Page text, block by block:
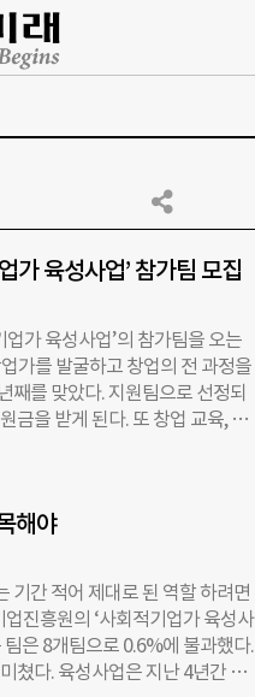
육성사업’ 참가팀 모집
가 육성사업’의 참가팀을 오는
가를 발굴하고 창업의 전 과정을
째를 맞았다. 지원팀으로 선정되
금을 받게 된다. 또 창업 교육, 멘
입할 수 있는 기회를 부여하기 위
또는 오프라인으로 가능하
육성사업 창업지원기관에 직접
창업지원기관 확인하기 사회적
원 홈페이지
더나은미래 기자
무단 전재 및 재배
해야
간 적어 제대로 된 역할 하려면
진흥원의 ‘사회적기업가 육성사
은 8개팀으로 0.6%에 불과했다.
쳤다. 육성사업은 지난 4년간 총